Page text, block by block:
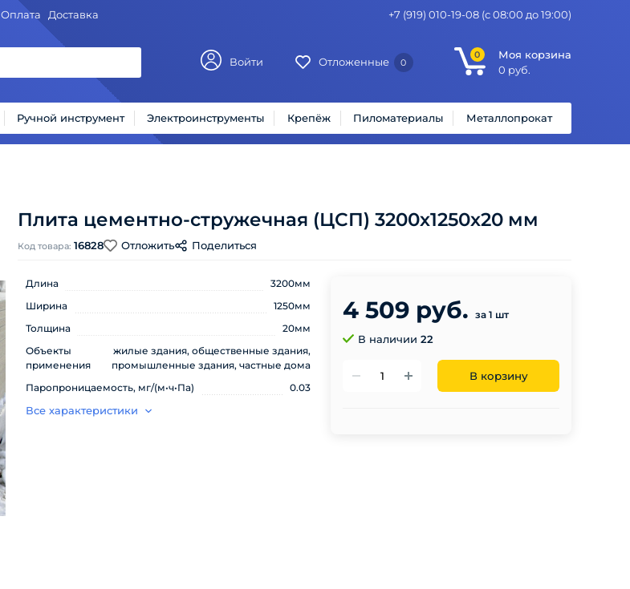
Оплата Доставка +7 (919) 010-19-08 (с 08:00 до 19:00)
Войти Отложенные 0
0
Моя корзина
0 руб.
Ручной инструмент Электроинструменты Крепёж Пиломатериалы Металлопрокат
Плита цементно-стружечная (ЦСП) 3200х1250х20 мм
Код товара: 16828 Отложить Поделиться
Длина
3200мм
Ширина
1250мм
Толщина
20мм
Объекты
применения
жилые здания, общественные здания,
промышленные здания, частные дома
Паропроницаемость, мг/(м•ч•Па)
0.03
Все характеристики
4 509 руб. за 1 шт
В наличии 22
В корзину